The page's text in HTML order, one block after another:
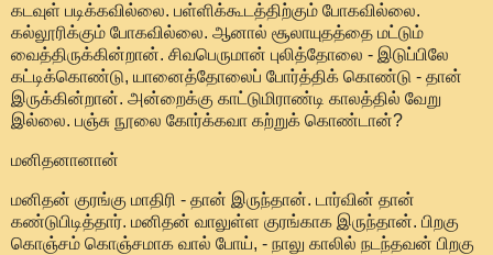
கடவுள் படிக்கவில்லை. பள்ளிக்கூடத்திற்கும் போகவில்லை.
கல்லூரிக்கும் போகவில்லை. ஆனால் சூலாயுதத்தை மட்டும்
வைத்திருக்கின்றான். சிவபெருமான் புலித்தோலை - இடுப்பிலே
கட்டிக்கொண்டு, யானைத்தோலைப் போர்த்திக் கொண்டு - தான்
இருக்கின்றான். அன்றைக்கு காட்டுமிராண்டி காலத்தில் வேறு
இல்லை. பஞ்சு நூலை கோர்க்கவா கற்றுக் கொண்டான்?
மனிதனானான்
மனிதன் குரங்கு மாதிரி - தான் இருந்தான். டார்வின் தான்
கண்டுபிடித்தார். மனிதன் வாலுள்ள குரங்காக இருந்தான். பிறகு
கொஞ்சம் கொஞ்சமாக வால் போய், - நாலு காலில் நடந்தவன் பிறகு